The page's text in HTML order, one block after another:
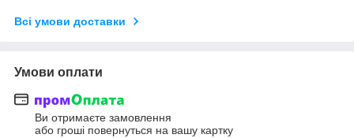
Всі умови доставки
Умови оплати
Ви отримаєте замовлення
або гроші повернуться на вашу картку